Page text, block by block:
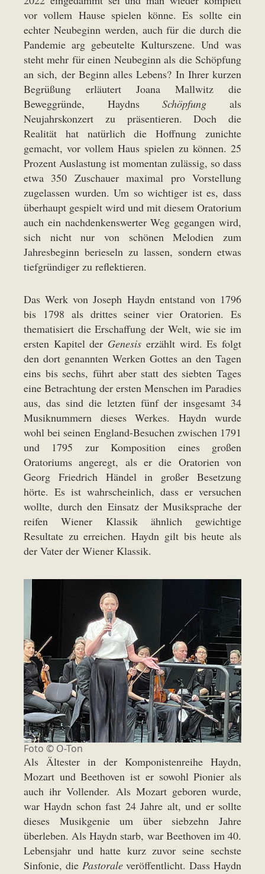
vor vollem Hause spielen könne. Es sollte ein
echter Neubeginn werden, auch für die durch die
Pandemie arg gebeutelte Kulturszene. Und was
steht mehr für einen Neubeginn als die Schöpfung
an sich, der Beginn alles Lebens? In Ihrer kurzen
Begrüßung erläutert Joana Mallwitz die
Beweggründe, HaydnsSchöpfung als
Neujahrskonzert zu präsentieren. Doch die
Realität hat natürlich die Hoffnung zunichte
gemacht, vor vollem Haus spielen zu können. 25
Prozent Auslastung ist momentan zulässig, so dass
etwa 350 Zuschauer maximal pro Vorstellung
zugelassen wurden. Um so wichtiger ist es, dass
überhaupt gespielt wird und mit diesem Oratorium
auch ein nachdenkenswerter Weg gegangen wird,
sich nicht nur von schönen Melodien zum
Jahresbeginn berieseln zu lassen, sondern etwas
tiefgründiger zu reflektieren.
Das Werk von Joseph Haydn entstand von 1796
bis 1798 als drittes seiner vier Oratorien. Es
thematisiert die Erschaffung der Welt, wie sie im
ersten Kapitel der Genesis erzählt wird. Es folgt
den dort genannten Werken Gottes an den Tagen
eins bis sechs, führt aber statt des siebten Tages
eine Betrachtung der ersten Menschen im Paradies
aus, das sind die letzten fünf der insgesamt 34
Musiknummern dieses Werkes. Haydn wurde
wohl bei seinen England-Besuchen zwischen 1791
und 1795 zur Komposition eines großen
Oratoriums angeregt, als er die Oratorien von
Georg Friedrich Händel in großer Besetzung
hörte. Es ist wahrscheinlich, dass er versuchen
wollte, durch den Einsatz der Musiksprache der
reifen Wiener Klassik ähnlich gewichtige
Resultate zu erreichen. Haydn gilt bis heute als
der Vater der Wiener Klassik.
Foto © O-Ton
Als Ältester in der Komponistenreihe Haydn,
Mozart und Beethoven ist er sowohl Pionier als
auch ihr Vollender. Als Mozart geboren wurde,
war Haydn schon fast 24 Jahre alt, und er sollte
dieses Musikgenie um über siebzehn Jahre
überleben. Als Haydn starb, war Beethoven im 40.
Lebensjahr und hatte kurz zuvor seine sechste
Sinfonie, die Pastoraleveröffentlicht. Dass Haydn